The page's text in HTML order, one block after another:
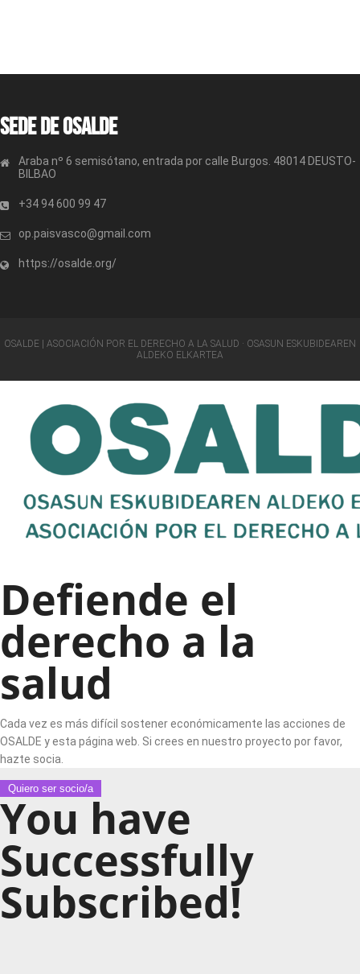
Sede de OSALDE
Araba nº 6 semisótano, entrada por calle Burgos. 48014 DEUSTO-
BILBAO
+34 94 600 99 47
op.paisvasco@gmail.com
https://osalde.org/
OSALDE | ASOCIACIÓN POR EL DERECHO A LA SALUD · OSASUN ESKUBIDEAREN
ALDEKO ELKARTEA
Defiende el
derecho a la
salud
Cada vez es más difícil sostener económicamente las acciones de
OSALDE y esta página web. Si crees en nuestro proyecto por favor,
hazte socia.
Quiero ser socio/a
You have
Successfully
Subscribed!